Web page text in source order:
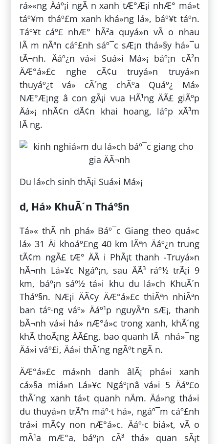
rá»«ng Äáº¡i ngÃ n xanh tÆ°Æ¡i nhÆ° má»t
táº¥m tháº£m xanh khá»ng lá», báº¥t táº­n.
Táº¥t cáº£ nhÆ° hÃ²a quyá»n vÃ o nhau
lÃ m nÃªn cáº£nh sáº¯c sÆ¡n thá»§y há»¯u
tÃ¬nh. Äáº¿n vá»i Suá»i Má»¡ báº¡n cÃ²n
ÄÆ°á»£c nghe cÃ¢u truyá»n truyá»n
thuyáº¿t vá» cÃ´ng chÃºa Quáº¿ Má»
NÆ°Æ¡ng â con gÃ¡i vua HÃ¹ng ÄÃ£ giÃºp
Äá»¡ nhÃ¢n dÃ¢n khai hoang, láº­p xÃ³m
lÃ ng.
Du lá»ch sinh thÃ¡i Suá»i Má»¡
d, Há» KhuÃ´n Tháº§n
Tá»« thÃ nh phá» Báº¯c Giang theo quá»c
lá» 31 Äi khoáº£ng 40 km lÃªn Äáº¿n trung
tÃ¢m ngÃ£ tÆ° ÄÃ i PhÃ¡t thanh -Truyá»n
hÃ¬nh Lá»¥c Ngáº¡n, sau ÄÃ³ ráº½ trÃ¡i 9
km, báº¡n sáº½ tá»i khu du lá»ch KhuÃ´n
Tháº§n. NÆ¡i ÄÃ¢y ÄÆ°á»£c thiÃªn nhiÃªn
ban táº·ng váº» Äáº¹p nguyÃªn sÆ¡, thanh
bÃ¬nh vá»i há» nÆ°á»c trong xanh, khÃ´ng
khÃ­ thoÃ¡ng ÄÃ£ng, bao quanh lÃ nhá»¯ng
Äá»i váº£i, Äá»i thÃ´ng ngÃºt ngÃ n.
ÄÆ°á»£c má»nh danh âlÃ¡ phá»i xanh
cá»§a miá»n Lá»¥c Ngáº¡nâ vá»i 5 Äáº£o
thÃ´ng xanh tá»t quanh nÄm. Äá»ng thá»i
du thuyá»n trÃªn máº·t há», ngáº¯m cáº£nh
trá»i mÃ¢y non nÆ°á»c. Äáº·c biá»t, vÃ o
mÃ¹a mÆ°a, báº¡n cÃ³ thá» quan sÃ¡t